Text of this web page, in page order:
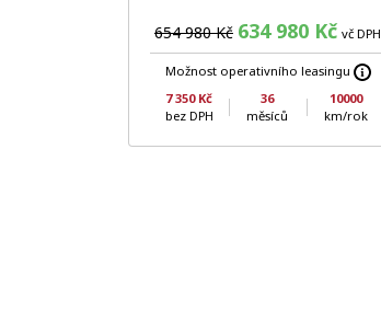
654 980 Kč 634 980 Kč vč DPH
Možnost operativního leasingu
7 350 Kč
bez DPH
36
měsíců
10000
km/rok